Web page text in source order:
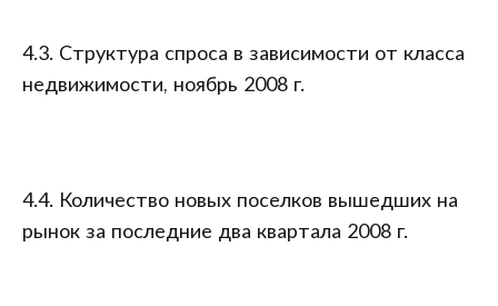
4.3. Структура спроса в зависимости от класса
недвижимости, ноябрь 2008 г.
4.4. Количество новых поселков вышедших на
рынок за последние два квартала 2008 г.